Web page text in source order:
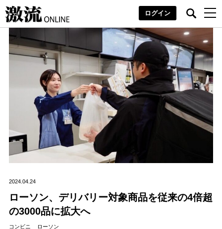
ログイン
2024.04.24
ローソン、デリバリー対象商品を従来の4倍超
の3000品に拡大へ
コンビニ ローソン